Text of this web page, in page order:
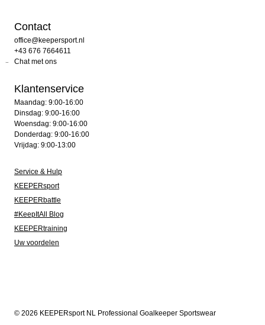
Contact
office@keepersport.nl
+43 676 7664611
Chat met ons
Klantenservice
Maandag: 9:00-16:00
Dinsdag: 9:00-16:00
Woensdag: 9:00-16:00
Donderdag: 9:00-16:00
Vrijdag: 9:00-13:00
Service & Hulp
KEEPERsport
KEEPERbattle
#KeepItAll Blog
KEEPERtraining
Uw voordelen
© 2026 KEEPERsport NL Professional Goalkeeper Sportswear